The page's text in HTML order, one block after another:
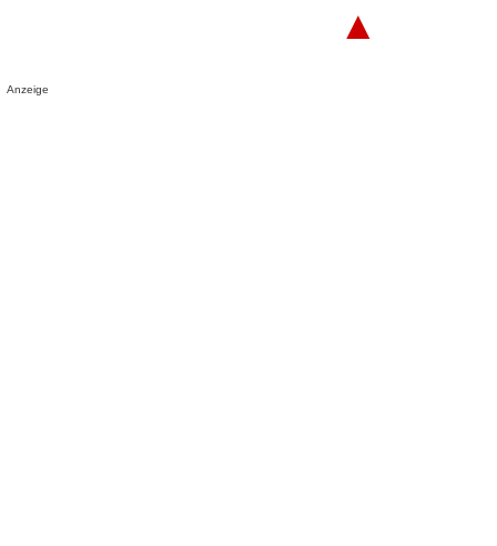
▲
Anzeige